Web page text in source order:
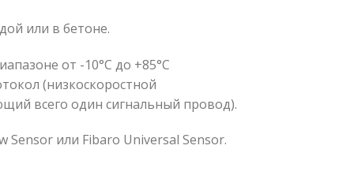
или в бетоне.
от -10°C до +85°C
(низкоскоростной
всего один сигнальный провод).
Sensor или Fibaro Universal Sensor.